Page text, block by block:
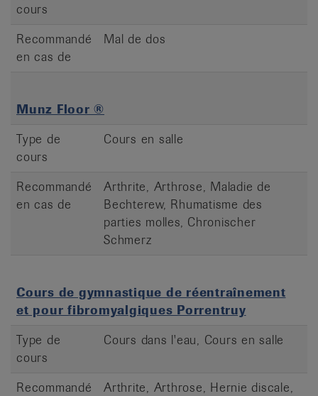
cours
Recommandé
en cas de
Mal de dos
Munz Floor ®
Type de
cours
Cours en salle
Recommandé
en cas de
Arthrite, Arthrose, Maladie de
Bechterew, Rhumatisme des
parties molles, Chronischer
Schmerz
Cours de gymnastique de réentraînement
et pour fibromyalgiques Porrentruy
Type de
cours
Cours dans l'eau, Cours en salle
Recommandé
Arthrite, Arthrose, Hernie discale,